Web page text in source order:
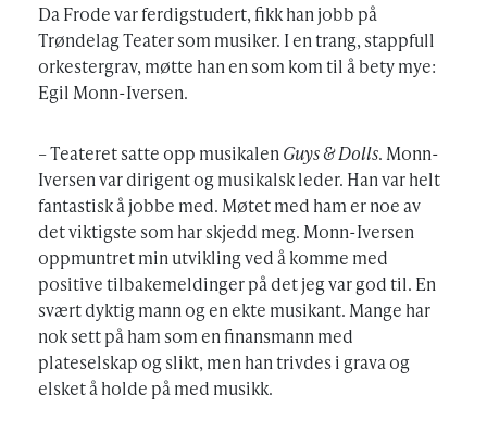
Da Frode var ferdigstudert, fikk han jobb på
Trøndelag Teater som musiker. I en trang, stappfull
orkestergrav, møtte han en som kom til å bety mye:
Egil Monn-Iversen.
– Teateret satte opp musikalenGuys & Dolls. Monn-
Iversen var dirigent og musikalsk leder. Han var helt
fantastisk å jobbe med. Møtet med ham er noe av
det viktigste som har skjedd meg. Monn-Iversen
oppmuntret min utvikling ved å komme med
positive tilbakemeldinger på det jeg var god til. En
svært dyktig mann og en ekte musikant. Mange har
nok sett på ham som en finansmann med
plateselskap og slikt, men han trivdes i grava og
elsket å holde på med musikk.